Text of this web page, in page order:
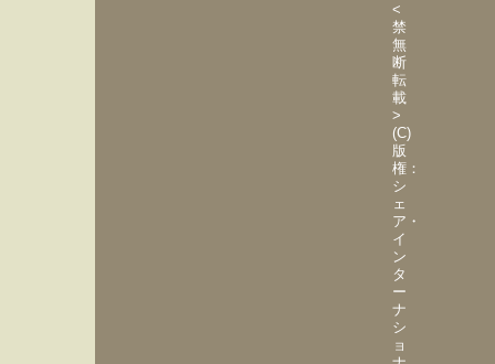
<
禁
無
断
転
載
>
(C)
版
権：
シ
ェ
ア・
イ
ン
タ
ー
ナ
シ
ョ